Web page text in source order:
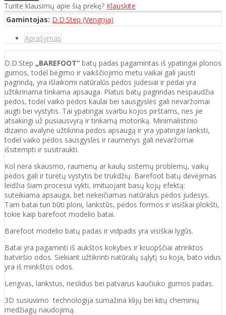
Turite klausimų apie šią prekę? Klauskite
Gamintojas: D.D.Step (Vengrija)
Aprašymas
D.D.Step „BAREFOOT“ batų padas pagamintas iš ypatingai plonos
gumos, todėl bėgimo ir vaikščiojimo metu vaikai gali jausti
pagrindą, yra išlaikomi natūralūs pėdos judesiai ir pėdai yra
užtikrinama tinkama apsauga. Platus batų pagrindas nespaudžia
pėdos, todėl vaiko pėdos kaulai bei sausgyslės gali nevaržomai
augti bei vystytis. Tai ypatingai svarbu kojos pirštams, nes jie
atsakingi už pusiausvyrą ir tinkamą motoriką. Minimalistinio
dizaino avalynė užtikrina pėdos apsaugą ir yra ypatingai lanksti,
todėl vaiko pėdos sausgyslės ir raumenys gali nevaržomai
išsitempti ir susitraukti.
Kol nėra skausmo, raumenų ar kaulų sistemų problemų, vaikų
pėdos gali ir turėtų vystytis be trukdžių. Barefoot batų dėvėjimas
leidžia šiam procesui vykti, imituojant basų kojų efektą:
suteikiama apsauga, bet nekeičiamas natūralus pėdos judesys.
Tam batai turi būti ploni, lankstūs, pėdos formos ir visiškai plokšti,
tokie kaip barefoot modelio batai.
Barefoot modelio batų padas ir vidpadis yra visiškai lygūs.
Batai yra pagaminti iš aukštos kokybės ir kruopščiai atrinktos
batviršio odos. Siekiant užtikrinti natūralų sąlytį su koja, bato vidus
yra iš minkštos odos.
Lengvas, lankstus, neslidus bei patvarus kaučiuko gumos padas.
3D susiuvimo technologija sumažina klijų bei kitų cheminių
medžiagų naudojimą.